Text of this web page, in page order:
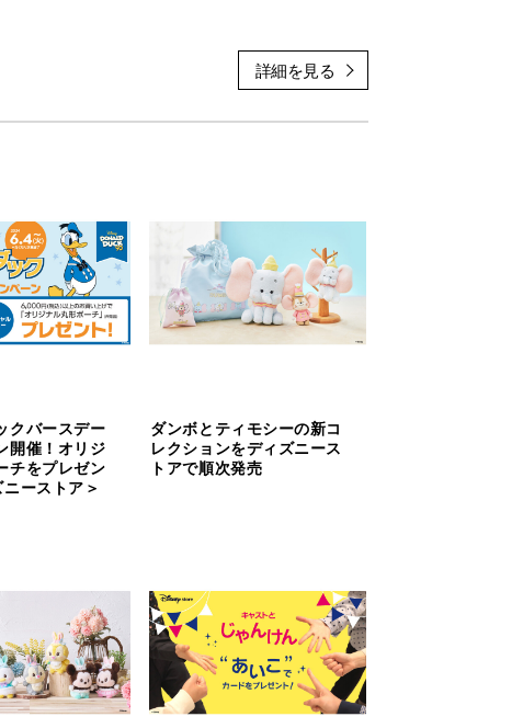
太田イオンモール店、ディズニー公式オンラインスト
クバースデー
開催！オリジ
チをプレゼン
ーストア＞
ダンボとティモシーの新コ
レクションをディズニース
トアで順次発売